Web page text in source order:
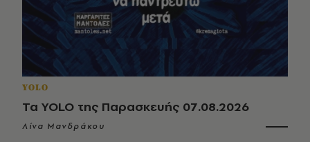
YOLO
Τα YOLO της Παρασκευής 07.08.2026
Λίνα Μανδράκου